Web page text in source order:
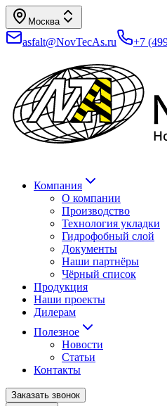
Москва
asfalt@NovTecAs.ru +7
Компания
О компании
Производство
Технология укладки
Гидрофобный слой
Документы
Наши партнёры
Чёрный список
Продукция
Наши проекты
Дилерам
Полезное
Новости
Статьи
Контакты
Заказать звонок